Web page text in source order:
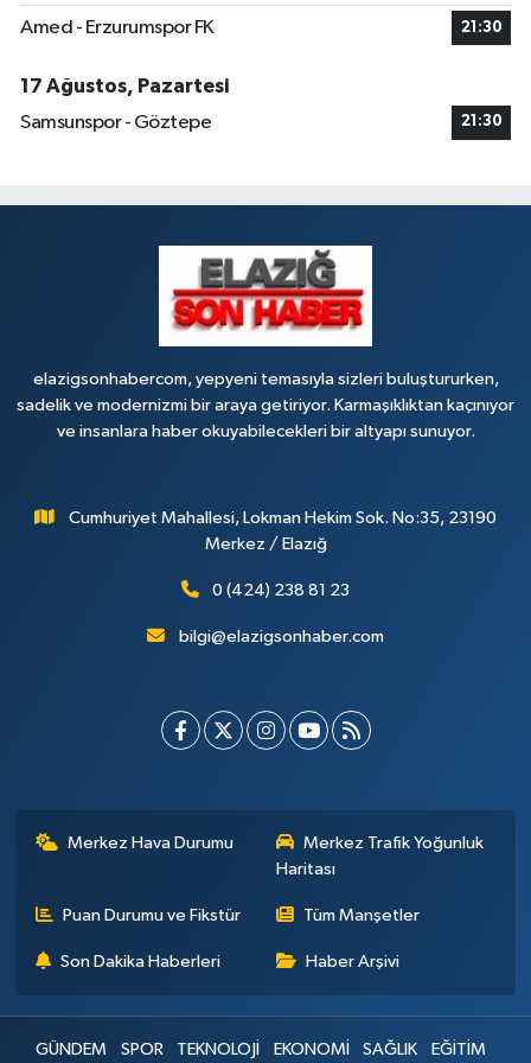
Çaydaçıra Mahallesi, Adnan Kahveci Caddesi, No:29 Merkez Elazığ
Amed - Erzurumspor FK 21:30
17 Ağustos, Pazartesi
Samsunspor - Göztepe
21:30
elazigsonhabercom, yepyeni temasıyla sizleri buluştururken,
sadelik ve modernizmi bir araya getiriyor. Karmaşıklıktan kaçınıyor
ve insanlara haber okuyabilecekleri bir altyapı sunuyor.
Cumhuriyet Mahallesi, Lokman Hekim Sok. No:35, 23190
Merkez / Elazığ
0 (424) 238 81 23
bilgi@elazigsonhaber.com
Merkez Hava Durumu
Merkez Trafik Yoğunluk
Haritası
Puan Durumu ve Fikstür Tüm Manşetler
Son Dakika Haberleri Haber Arşivi
GÜNDEM SPOR TEKNOLOJİ EKONOMİ SAĞLIK EĞİTİM